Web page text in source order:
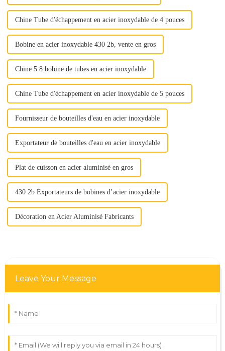
Chine Tube d'échappement en acier inoxydable de 4 pouces
Bobine en acier inoxydable 430 2b, vente en gros
Chine 5 8 bobine de tubes en acier inoxydable
Chine Tube d'échappement en acier inoxydable de 5 pouces
Fournisseur de bouteilles d'eau en acier inoxydable
Exportateur de bouteilles d'eau en acier inoxydable
Plat de cuisson en acier aluminisé en gros
430 2b Exportateurs de bobines d’acier inoxydable
Décoration en Acier Aluminisé Fabricants
Leave Your Message